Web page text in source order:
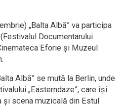
„Balta Albă” va participa
Documentarului
Eforie şi Muzeul
Albă” se mută la Berlin, unde
„Easterndaze”, care îşi
şi scena muzicală din Estul